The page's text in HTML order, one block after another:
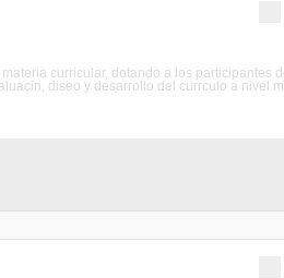
curricular, dotando a los participantes
diseo y desarrollo del currculo a nivel